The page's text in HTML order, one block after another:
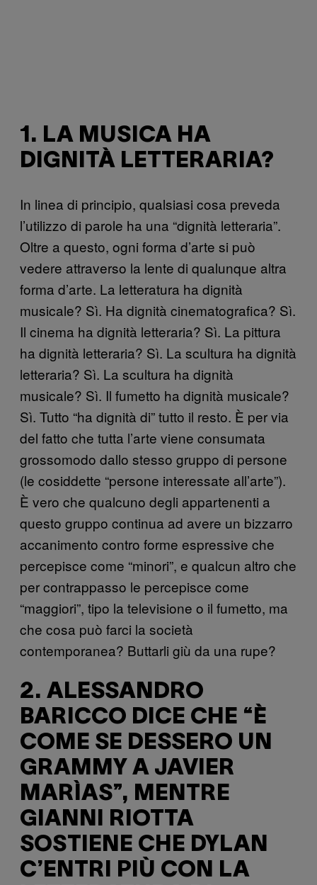
1. LA MUSICA HA
DIGNITÀ LETTERARIA?
In linea di principio, qualsiasi cosa preveda
l’utilizzo di parole ha una “dignità letteraria”.
Oltre a questo, ogni forma d’arte si può
vedere attraverso la lente di qualunque altra
forma d’arte. La letteratura ha dignità
musicale? Sì. Ha dignità cinematografica? Sì.
Il cinema ha dignità letteraria? Sì. La pittura
ha dignità letteraria? Sì. La scultura ha dignità
letteraria? Sì. La scultura ha dignità
musicale? Sì. Il fumetto ha dignità musicale?
Sì. Tutto “ha dignità di” tutto il resto. È per via
del fatto che tutta l’arte viene consumata
grossomodo dallo stesso gruppo di persone
(le cosiddette “persone interessate all’arte”).
È vero che qualcuno degli appartenenti a
questo gruppo continua ad avere un bizzarro
accanimento contro forme espressive che
percepisce come “minori”, e qualcun altro che
per contrappasso le percepisce come
“maggiori”, tipo la televisione o il fumetto, ma
che cosa può farci la società
contemporanea? Buttarli giù da una rupe?
2. ALESSANDRO
BARICCO DICE CHE “È
COME SE DESSERO UN
GRAMMY A JAVIER
MARÌAS”, MENTRE
GIANNI RIOTTA
SOSTIENE CHE DYLAN
C’ENTRI PIÙ CON LA